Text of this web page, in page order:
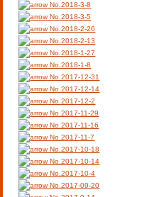
No.2018-3-8
No.2018-3-5
No.2018-2-26
No.2018-2-13
No.2018-1-27
No.2018-1-8
No.2017-12-31
No.2017-12-14
No.2017-12-2
No.2017-11-29
No.2017-11-16
No.2017-11-7
No.2017-10-18
No.2017-10-14
No.2017-10-4
No.2017-09-20